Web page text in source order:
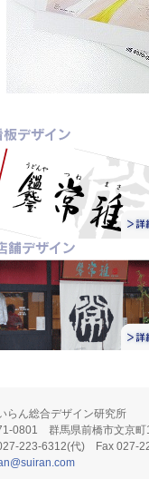
らん総合デザイン研究所
0801 群馬県前橋市文京
223-6312(代) Fax